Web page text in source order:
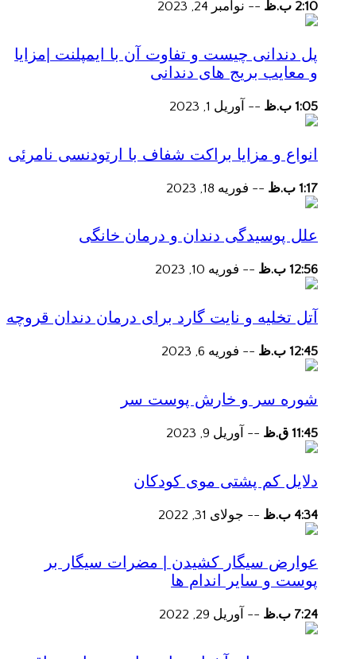
2:10 ب.ظ -- نوامبر 24, 2023
پل دندانی چیست و تفاوت آن با ایمپلنت |مزایا
و معایب بریج های دندانی
1:05 ب.ظ -- آوریل 1, 2023
انواع و مزایا براکت شفاف با ارتودنسی نامرئی
1:17 ب.ظ -- فوریه 18, 2023
علل پوسیدگی دندان و درمان خانگی
12:56 ب.ظ -- فوریه 10, 2023
آتل تخلیه و نایت گارد برای درمان دندان قروچه
12:45 ب.ظ -- فوریه 6, 2023
شوره سر و خارش پوست سر
11:45 ق.ظ -- آوریل 9, 2023
دلایل کم پشتی موی کودکان
4:34 ب.ظ -- جولای 31, 2022
عوارض سیگار کشیدن | مضرات سیگار بر
پوست و سایر اندام ها
7:24 ب.ظ -- آوریل 29, 2022